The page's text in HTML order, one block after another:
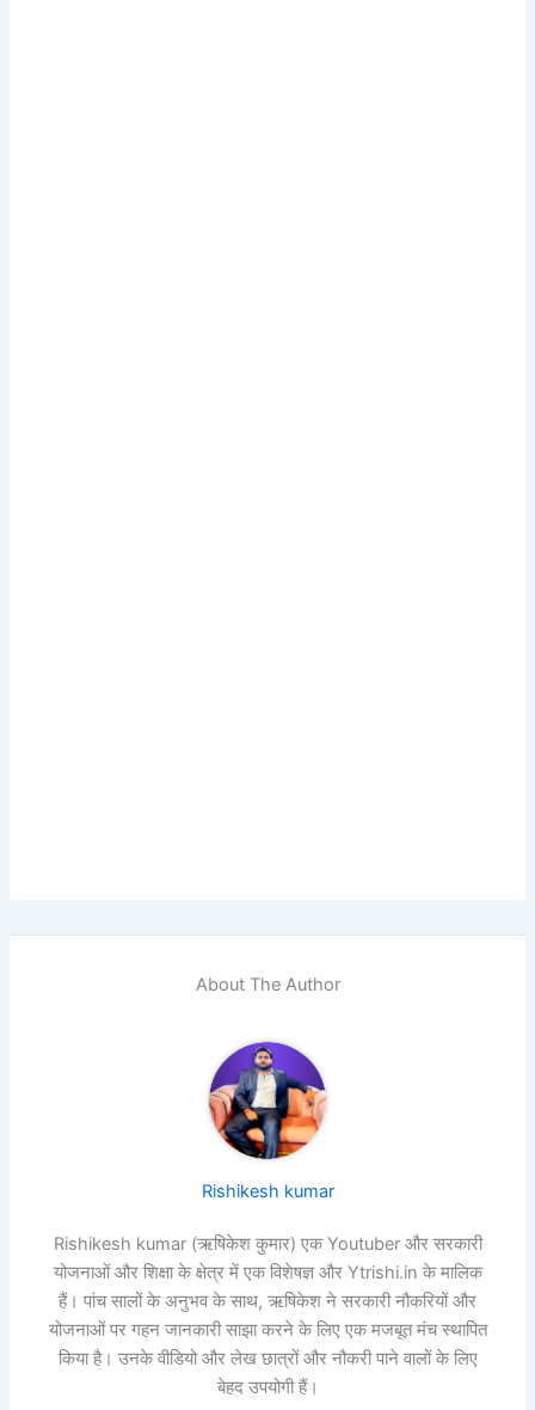
About The Author
Rishikesh kumar
Rishikesh kumar (ऋषिकेश कुमार) एक Youtuber और सरकारी
योजनाओं और शिक्षा के क्षेत्र में एक विशेषज्ञ और Ytrishi.in के मालिक
हैं। पांच सालों के अनुभव के साथ, ऋषिकेश ने सरकारी नौकरियों और
योजनाओं पर गहन जानकारी साझा करने के लिए एक मजबूत मंच स्थापित
किया है। उनके वीडियो और लेख छात्रों और नौकरी पाने वालों के लिए
बेहद उपयोगी हैं।